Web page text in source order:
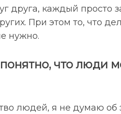
друга, каждый просто
При этом то, что
нужно.
что люди
людей, я не думаю об